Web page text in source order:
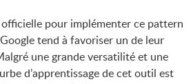
officielle pour implémenter ce pattern
tend à favoriser un de leur
une grande versatilité et une
d’apprentissage de cet outil est